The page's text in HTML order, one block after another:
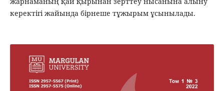
керектігі жайында бірнеше тұжырым ұсынылады.